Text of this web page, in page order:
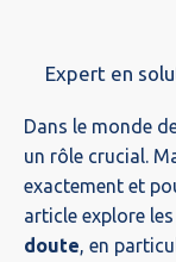
Expert en
Dans le monde
un rôle crucial.
exactement et
article explore
doute, en